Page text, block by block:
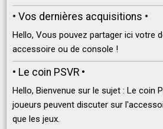
• Vos dernières acquisitions •
Hello, Vous pouvez partager ici votre
accessoire ou de console !
• Le coin PSVR •
Hello, Bienvenue sur le sujet : Le coin
joueurs peuvent discuter sur
que les jeux.